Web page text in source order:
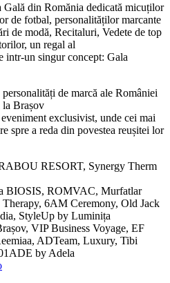
din Romănia dedicată micuților
de fotbal, personalităților marcante
de modă, Recitaluri, Vedete de top
un regal al
intr-un singur concept: Gala
de marcă ale României
la Brașov
exclusivist, unde cei mai
spre a reda din povestea reușitei lor
RESORT, Synergy Therm
BIOSIS, ROMVAC, Murfatlar
6AM Ceremony, Old Jack
StyleUp by Luminița
VIP Business Voyage, EF
ADTeam, Luxury, Tibi
by Adela